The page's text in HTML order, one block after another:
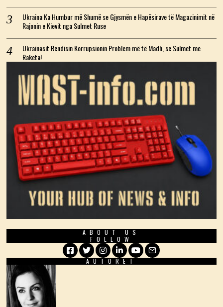
Ukraina Ka Humbur më Shumë se Gjysmën e Hapësirave të Magazinimit në
Rajonin e Kievit nga Sulmet Ruse
Ukrainasit Rendisin Korrupsionin Problem më të Madh, se Sulmet me
Raketa!
ABOUT US
FOLLOW
Facebook
TwitterInstagram
LinkedIn
YouTube
Email
AUTORËT